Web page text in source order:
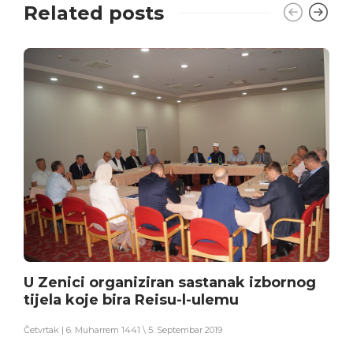
Related posts
U Zenici organiziran sastanak izbornog
tijela koje bira Reisu-l-ulemu
Četvrtak | 6. Muharrem 1441 \ 5. Septembar 2019